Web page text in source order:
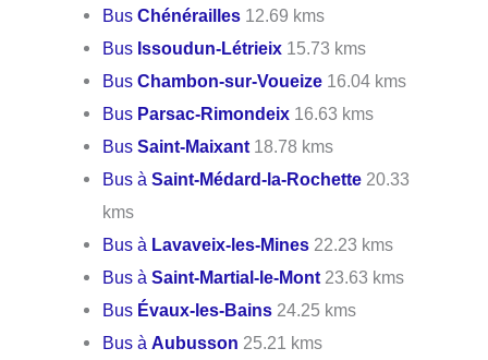
BusChénérailles 12.69 kms
Bus Issoudun-Létrieix 15.73 kms
BusChambon-sur-Voueize 16.04 kms
Bus Parsac-Rimondeix 16.63 kms
BusSaint-Maixant 18.78 kms
Bus àSaint-Médard-la-Rochette 20.33
kms
Bus à Lavaveix-les-Mines 22.23 kms
Bus àSaint-Martial-le-Mont 23.63 kms
Bus Évaux-les-Bains 24.25 kms
Bus àAubusson 25.21 kms